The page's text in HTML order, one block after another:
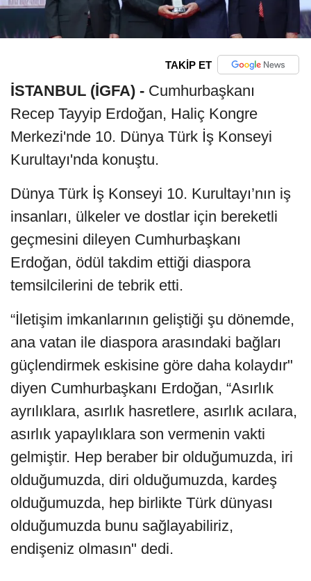
TAKİP ET
İSTANBUL (İGFA) - Cumhurbaşkanı
Recep Tayyip Erdoğan, Haliç Kongre
Merkezi'nde 10. Dünya Türk İş Konseyi
Kurultayı'nda konuştu.
Dünya Türk İş Konseyi 10. Kurultayı’nın iş
insanları, ülkeler ve dostlar için bereketli
geçmesini dileyen Cumhurbaşkanı
Erdoğan, ödül takdim ettiği diaspora
temsilcilerini de tebrik etti.
“İletişim imkanlarının geliştiği şu dönemde,
ana vatan ile diaspora arasındaki bağları
güçlendirmek eskisine göre daha kolaydır"
diyen Cumhurbaşkanı Erdoğan, “Asırlık
ayrılıklara, asırlık hasretlere, asırlık acılara,
asırlık yapaylıklara son vermenin vakti
gelmiştir. Hep beraber bir olduğumuzda, iri
olduğumuzda, diri olduğumuzda, kardeş
olduğumuzda, hep birlikte Türk dünyası
olduğumuzda bunu sağlayabiliriz,
endişeniz olmasın" dedi.